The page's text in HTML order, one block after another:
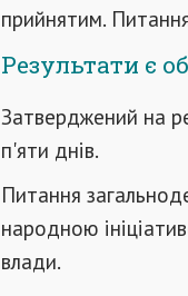
прийнятим.
Результати є
Затверджений на
п'яти днів.
Питання
народною
влади.